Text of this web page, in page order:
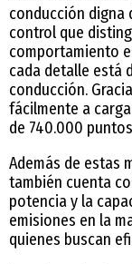
conducción digna
control que
comportamiento
cada detalle está
conducción.
fácilmente a
de 740.000
Además de estas
también cuenta
potencia y la
emisiones en la
quienes buscan